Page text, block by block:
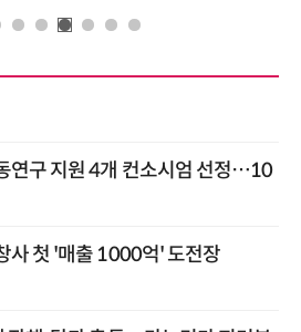
연구 지원 4개 컨소시엄 선정…10
사 첫 '매출 1000억' 도전장